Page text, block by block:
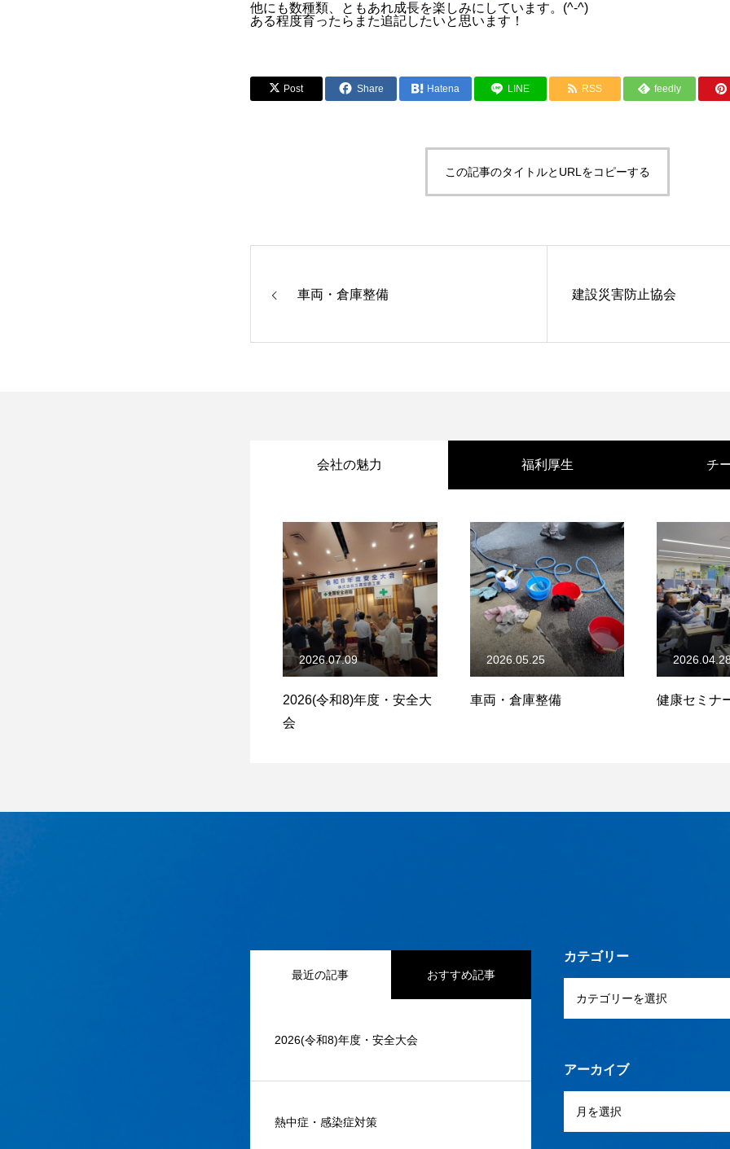
他にも数種類、ともあれ成長を楽しみにしています。(^-^)
ある程度育ったらまた追記したいと思います！
Post Share Hatena LINE RSS feedly
この記事のタイトルとURLをコピーする
車両・倉庫整備 建設災害防止協会
会社の魅力 福利厚生 チ
2026(令和8)年度・安全大
会
2026.07.09
車両・倉庫整備
2026.05.25
健康セミナ
最近の記事 おすすめ記事
2026(令和8)年度・安全大会
熱中症・感染症対策
カテゴリー
アーカイブ